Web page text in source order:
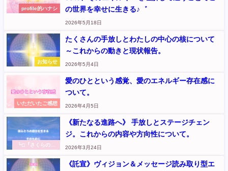
profile的ハナシ
の世界を幸せに生きる♪゛
2026年5月18日
お知らせ
たくさんの手放しとわたしの中心の核について
～これからの動きと現状報告。
2026年5月4日
いただいたご感想
愛のひとという感覚、愛のエネルギー存在感に
ついて。
2026年4月5日
┗□『さくらのく
《新たなる進路へ》 手放しとステージチェン
ジ。これからの内容や方向性について。
2026年3月24日
《託宣》ヴィジョン＆メッセージ読み取り型エ